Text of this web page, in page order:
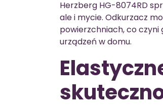
Herzberg HG-8074RD
ale i mycie. Odkurzacz
powierzchniach, co
urządzeń w domu.